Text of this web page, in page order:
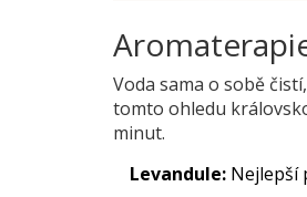
Voda sama o sobě
tomto ohledu
minut.
Levandule: Nejlepší